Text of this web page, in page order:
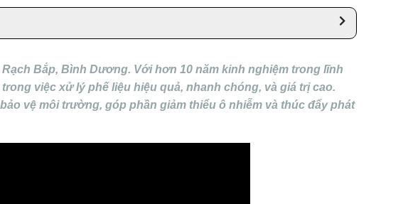
Bắp, Bình Dương. Với hơn 10 năm kinh nghiệm trong lĩnh
việc xử lý phế liệu hiệu quả, nhanh chóng, và giá trị cao.
vệ môi trường, góp phần giảm thiểu ô nhiễm và thúc đẩy phát